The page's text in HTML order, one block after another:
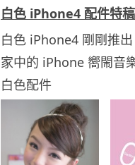
白色 iPhone4 配件特稿
白色 iPhone4 剛剛推
家中的 iPhone 嚮閙音
白色配件